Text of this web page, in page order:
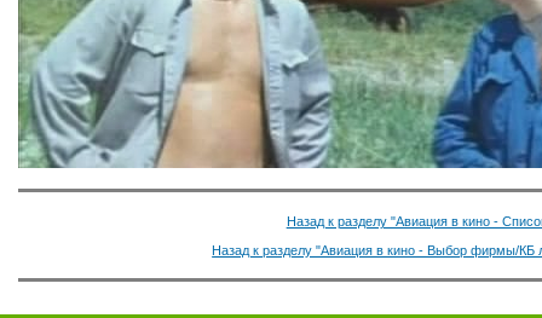
Назад к разделу "Авиация в кино -
Назад к разделу "Авиация в кино - Выбор фирмы/КБ